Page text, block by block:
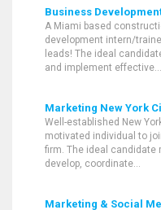
Business
A Miami based
development intern/
leads! The ideal
and implement effective…
Marketing New York
Well-established New
motivated individual to
firm. The ideal candidate
develop, coordinate…
Marketing & Social